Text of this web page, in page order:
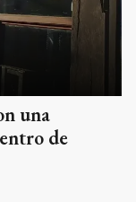
una
de